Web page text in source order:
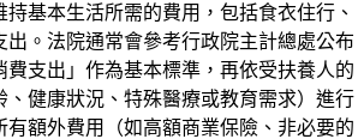
基本生活所需的費用，包括食衣住行、
出。法院通常會參考行政院主計總處公布
費支出」作為基本標準，再依受扶養人的
、健康狀況、特殊醫療或教育需求）進行
有額外費用（如高額商業保險、非必要的